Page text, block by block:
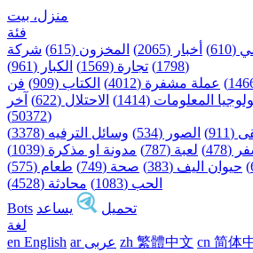
منزل، بيت
فئة
أخبار (2065) المخزون (615)
شركة
(1798)
تجارة (1569)
الكبار (961)
عملة مشفرة (4012) الكتاب (909)
فن
المعلومات (1414) الاحتلال (622)
آخر
(50372)
الصور (534)
وسائل الترفيه (3378)
(478)
لعبة (787)
مدونة او مذكرة (1039)
حيوان اليف (383) صحة (749)
طعام (575)
الحب (1083)
محادثة (4528)
Bots
تحميل
يساعد
لغة
en English
ar عربى zh 繁體中文 cn 简体